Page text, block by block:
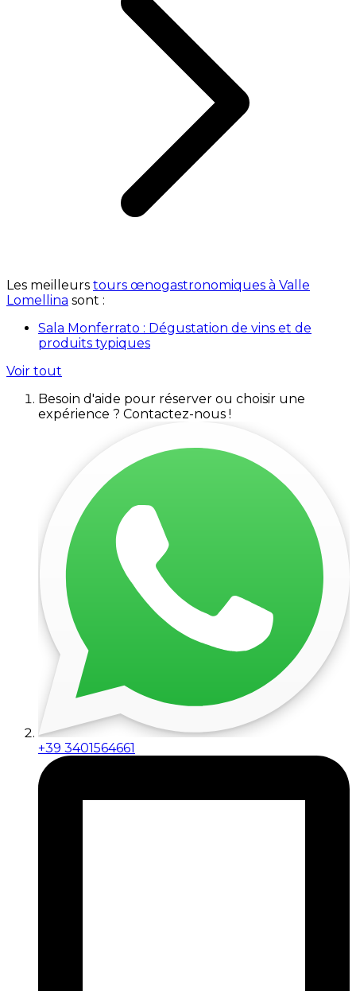
Les meilleurs tours œnogastronomiques à Valle
Lomellina sont :
Sala Monferrato : Dégustation de vins et de
produits typiques
Voir tout
Besoin d'aide pour réserver ou choisir une
expérience ? Contactez-nous !
+39 3401564661